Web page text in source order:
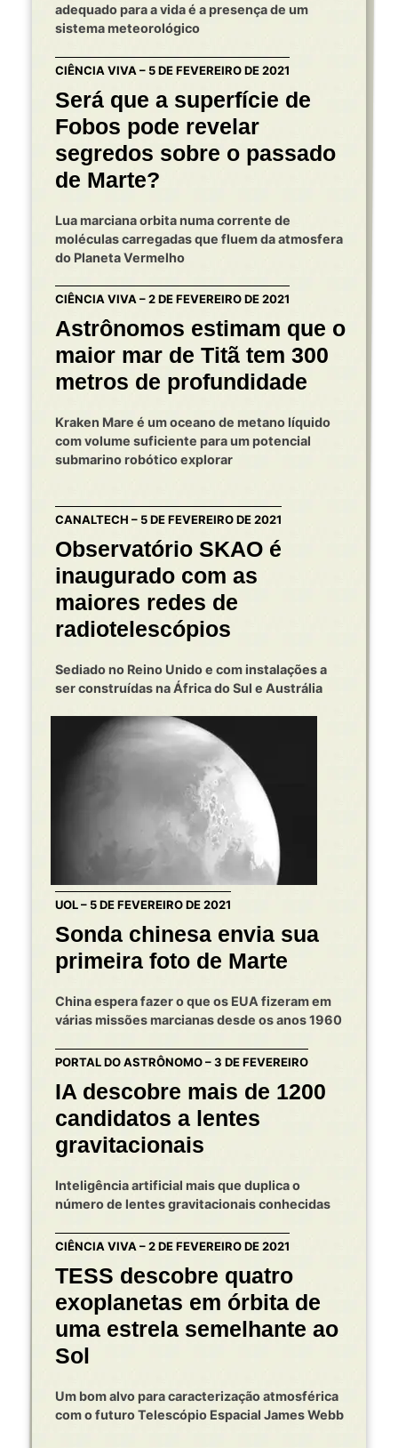
adequado para a vida é a presença de um
sistema meteorológico
CIÊNCIA VIVA – 5 DE FEVEREIRO DE 2021
Será que a superfície de
Fobos pode revelar
segredos sobre o passado
de Marte?
Lua marciana orbita numa corrente de
moléculas carregadas que fluem da atmosfera
do Planeta Vermelho
CIÊNCIA VIVA – 2 DE FEVEREIRO DE 2021
Astrônomos estimam que o
maior mar de Titã tem 300
metros de profundidade
Kraken Mare é um oceano de metano líquido
com volume suficiente para um potencial
submarino robótico explorar
CANALTECH – 5 DE FEVEREIRO DE 2021
Observatório SKAO é
inaugurado com as
maiores redes de
radiotelescópios
Sediado no Reino Unido e com instalações a
ser construídas na África do Sul e Austrália
UOL – 5 DE FEVEREIRO DE 2021
Sonda chinesa envia sua
primeira foto de Marte
China espera fazer o que os EUA fizeram em
várias missões marcianas desde os anos 1960
PORTAL DO ASTRÔNOMO – 3 DE FEVEREIRO
IA descobre mais de 1200
candidatos a lentes
gravitacionais
Inteligência artificial mais que duplica o
número de lentes gravitacionais conhecidas
CIÊNCIA VIVA – 2 DE FEVEREIRO DE 2021
TESS descobre quatro
exoplanetas em órbita de
uma estrela semelhante ao
Sol
Um bom alvo para caracterização atmosférica
com o futuro Telescópio Espacial James Webb